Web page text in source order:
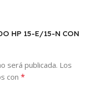
HP 15-E/15-N CON
será publicada. Los
con *